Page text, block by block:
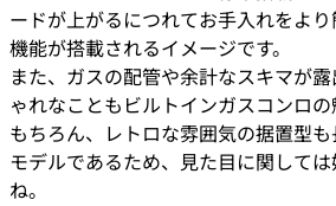
ードが上がるにつれてお手入れをよ
機能が搭載されるイメージです。
また、ガスの配管や余計なスキマが
ゃれなこともビルトインガスコンロの
もちろん、レトロな雰囲気の据置型
モデルであるため、見た目に関して
ね。